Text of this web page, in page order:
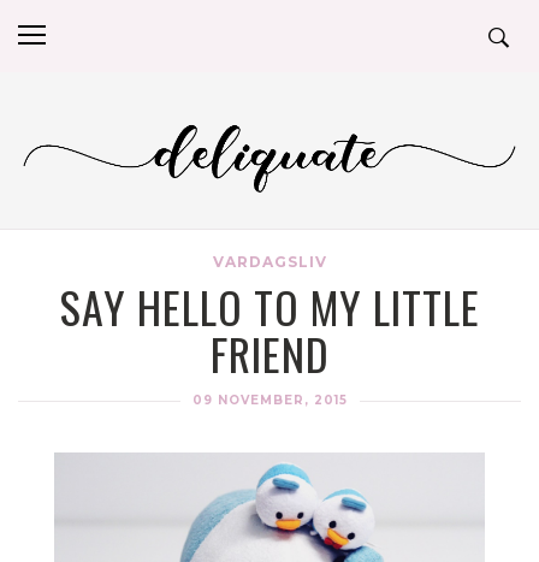
VARDAGSLIV
SAY HELLO TO MY LITTLE
FRIEND
09 NOVEMBER, 2015